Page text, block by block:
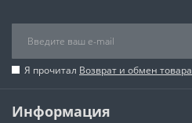
Я прочитал Возврат и обмен товара
Информация